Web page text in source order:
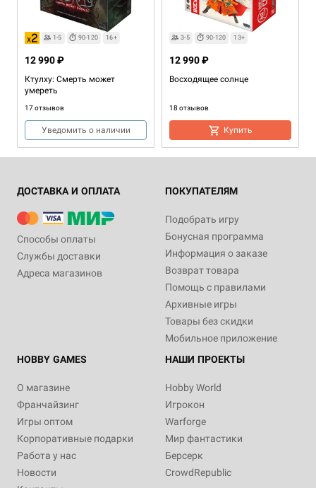
1-5 90-120 16+
Ктулху: Смерть может
умереть
17 отзывов
12 990 ₽
Уведомить о наличии
3-5 90-120 13+
Восходящее солнце
18 отзывов
12 990 ₽
Купить
1-4 120 13+
Дополнение 1-5
90-120
16+
Ктулху: Смерть может
умереть. Второй сезон
1 отзыв
7 990 ₽
Уведомить о наличии
Дополнение 1-5
16+
Дополнение 1-5
90-120
16+
Ктулху: Смерть может
умереть. Чёрная Коза Чащоб
1 отзыв
2 490 ₽
Уведомить о наличии
Дополнение 3-6
13+
Дополнение 3-5
90-120
13+
Восходящее солнце: Явление
ками
1 отзыв
3 990 ₽
Уведомить о наличии
Дополнение 3-5
13+
ДОСТАВКА И ОПЛАТА
Способы оплаты
Службы доставки
Адреса магазинов
ПОКУПАТЕЛЯМ
Подобрать игру
Бонусная программа
Информация о заказе
Возврат товара
Помощь с правилами
Архивные игры
Товары без скидки
Мобильное приложение
HOBBY GAMES
О магазине
Франчайзинг
Игры оптом
Корпоративные подарки
Работа у нас
Новости
НАШИ ПРОЕКТЫ
Hobby World
Игрокон
Warforge
Мир фантастики
Берсерк
CrowdRepublic